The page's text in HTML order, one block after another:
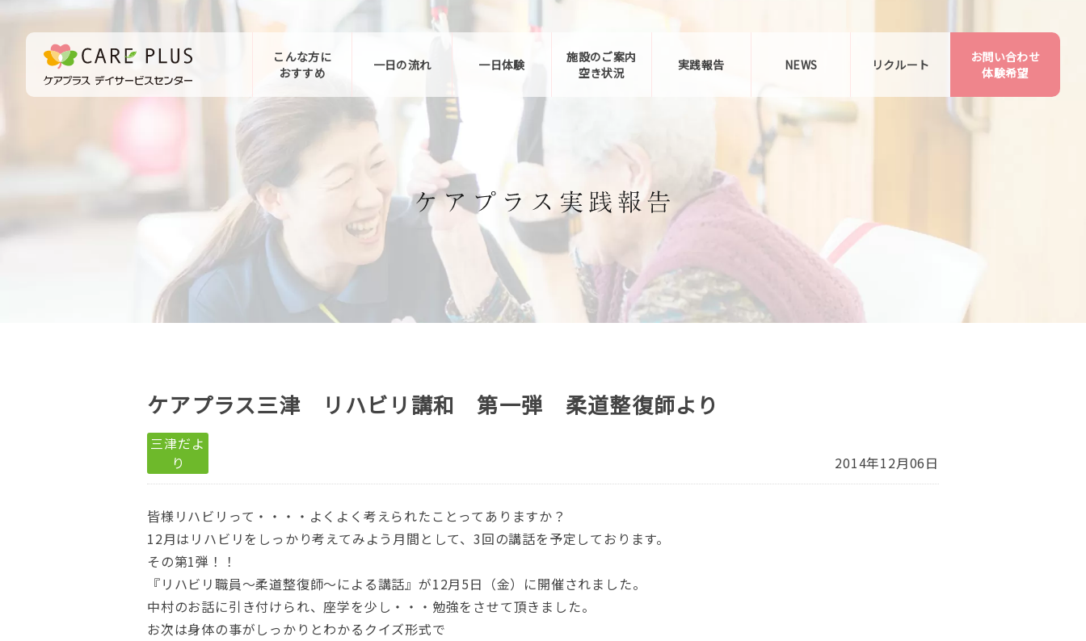
こんな方に
おすすめ
一日の流れ 一日体験
施設のご案内
空き状況
実践報告 NEWS リクルート
お問い合わせ
お問い合わせ
体験希望
ケアプラス三津 リハビリ講和 第一弾 柔道整復師より
三津だよ
り
2014年12月06日
皆様リハビリって・・・・よくよく考えられたことってありますか？
12月はリハビリをしっかり考えてみよう月間として、3回の講話を予定しております。
その第1弾！！
『リハビリ職員～柔道整復師～による講話』が12月5日（金）に開催されました。
中村のお話に引き付けられ、座学を少し・・・勉強をさせて頂きました。
お次は身体の事がしっかりとわかるクイズ形式で